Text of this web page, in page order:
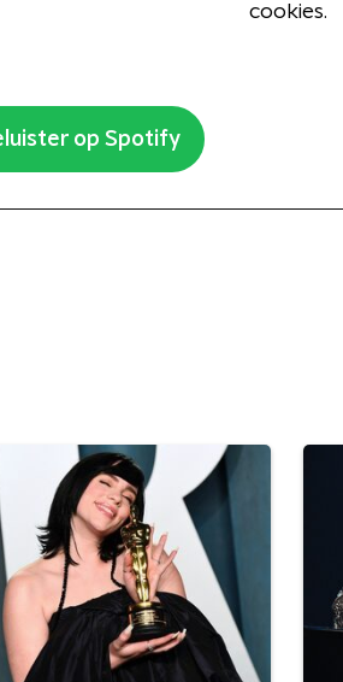
cookies.
op Spotify